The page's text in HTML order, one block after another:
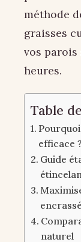
méthode
graisses
vos parois
heures.
Table
efficace ?
Guide
naturel